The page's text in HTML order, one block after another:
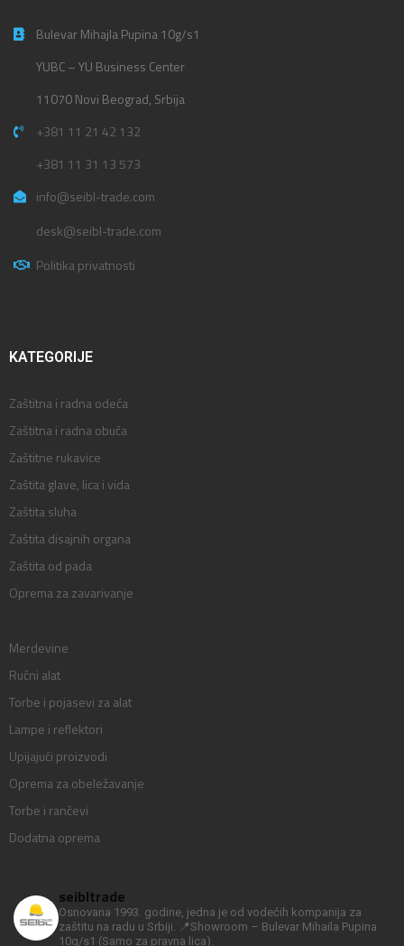
Bulevar Mihajla Pupina 10g/s1
YUBC – YU Business Center
11070 Novi Beograd, Srbija
+381 11 21 42 132
+381 11 31 13 573
info@seibl-trade.com
desk@seibl-trade.com
Politika privatnosti
KATEGORIJE
Zaštitna i radna odeća
Zaštitna i radna obuća
Zaštitne rukavice
Zaštita glave, lica i vida
Zaštita sluha
Zaštita disajnih organa
Zaštita od pada
Oprema za zavarivanje
Merdevine
Ručni alat
Torbe i pojasevi za alat
Lampe i reflektori
Upijajući proizvodi
Oprema za obeležavanje
Torbe i rančevi
Dodatna oprema
seibltrade
Osnovana 1993. godine, jedna je od vodećih kompanija za
zaštitu na radu u Srbiji. 📍Showroom – Bulevar Mihaila Pupina
10g/s1 (Samo za pravna lica).